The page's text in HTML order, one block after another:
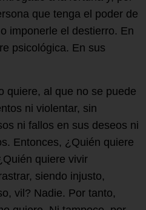
que tenga el poder de
imponerle el destierro. En
psicológica. En sus
quiere, al que no se puede
ni violentar, sin
ni fallos en sus deseos ni
Entonces, ¿Quién quiere
quiere vivir
siendo injusto,
vil? Nadie. Por tanto,